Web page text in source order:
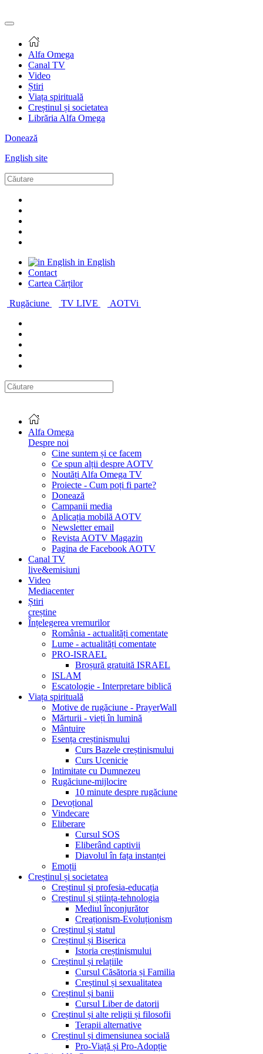
Alfa Omega
Canal TV
Video
Știri
Viața spirituală
Creștinul și societatea
Librăria Alfa Omega
Donează
English site
in English
Contact
Cartea Cărților
Rugăciune
TV LIVE AOTVi
Alfa Omega
Despre noi
Cine suntem și ce facem
Ce spun alții despre AOTV
Noutăți Alfa Omega TV
Proiecte - Cum poți fi parte?
Donează
Campanii media
Aplicația mobilă AOTV
Newsletter email
Revista AOTV Magazin
Pagina de Facebook AOTV
Canal TV
live&emisiuni
Video
Mediacenter
Știri
creștine
Înțelegerea vremurilor
România - actualități comentate
Lume - actualități comentate
PRO-ISRAEL
Broșură gratuită ISRAEL
ISLAM
Escatologie - Interpretare biblică
Viața spirituală
Motive de rugăciune - PrayerWall
Mărturii - vieți în lumină
Mântuire
Esența creștinismului
Curs Bazele creștinismului
Curs Ucenicie
Intimitate cu Dumnezeu
Rugăciune-mijlocire
10 minute despre rugăciune
Devoțional
Vindecare
Eliberare
Cursul SOS
Eliberând captivii
Diavolul în fața instanței
Emoții
Creștinul și societatea
Creștinul și profesia-educația
Creștinul și știința-tehnologia
Mediul înconjurător
Creaționism-Evoluționism
Creștinul și statul
Creștinul și Biserica
Istoria creștinismului
Creștinul și relațiile
Cursul Căsătoria și Familia
Creștinul și sexualitatea
Creștinul și banii
Cursul Liber de datorii
Creștinul și alte religii și filosofii
Terapii alternative
Creștinul și dimensiunea socială
Pro-Viață și Pro-Adopție